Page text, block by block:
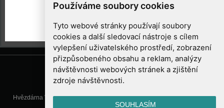
Používáme soubory cookies
Tyto webové stránky používají soubory
cookies a další sledovací nástroje s cílem
vylepšení uživatelského prostředí, zobrazení
přizpůsobeného obsahu a reklam, analýzy
návštěvnosti webových stránek a zjištění
zdroje návštěvnosti.
SOUHLASÍM
TECHNIKA A KOSMICKÉ
TECHNOLOGIE
Hvězdárna Valašské Meziříčí, příspěvková organizace, Vsetínská 78, 757